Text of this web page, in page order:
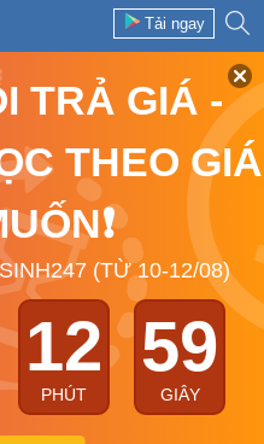
Tải ngay
TRẢ GIÁ -
THEO GIÁ
(TỪ 10-12/08)
12
PHÚT
59
GIÂY